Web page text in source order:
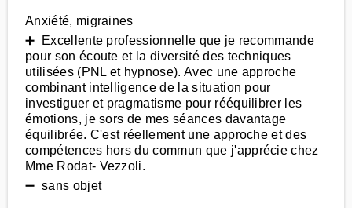
Anxiété, migraines
➕ Excellente professionnelle que je recommande
pour son écoute et la diversité des techniques
utilisées (PNL et hypnose). Avec une approche
combinant intelligence de la situation pour
investiguer et pragmatisme pour rééquilibrer les
émotions, je sors de mes séances davantage
équilibrée. C'est réellement une approche et des
compétences hors du commun que j'apprécie chez
Mme Rodat- Vezzoli.
➖ sans objet